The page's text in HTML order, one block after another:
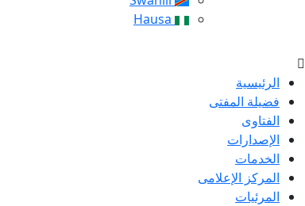
الرئيسية
فضيلة المفتى
الفتاوى
الإصدارات
الخدمات
المركز الإعلامى
المرئيات